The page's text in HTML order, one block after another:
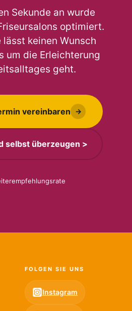
Sekunde an wurde
optimiert.
lässt keinen Wunsch
um die Erleichterung
geht.
vereinbaren →
selbst überzeugen >
FOLGEN SIE UNS
Instagram